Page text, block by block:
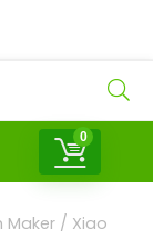
0
Maker / Xiao